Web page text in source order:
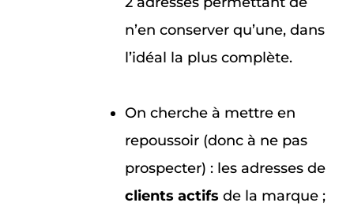
n’en conserver qu’une, dans
l’idéal la plus complète.
On cherche à mettre en
repoussoir (donc à ne pas
prospecter) : les adresses de
clients actifs de la marque ;